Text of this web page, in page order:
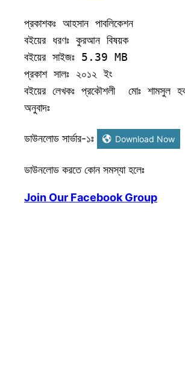
প্রকাশকঃ আহসান পাবলিকেশন
বইয়ের ধরণঃ কুরআন বিষয়ক
বইয়ের সাইজঃ 5.39 MB
প্রকাশ সালঃ ২০১২ ইং
বইয়ের লেখকঃ প্রকৌশলী  মোঃ শামসুল
অনুবাদঃ
ডাউনলোড সার্ভার-১ঃ Download Now
ডাউনলোড করতে কোন সমস্যা হলেঃ
Join Our Facebook Group